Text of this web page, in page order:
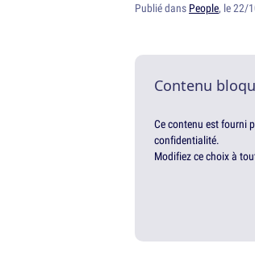
Publié dans People, le 22/
Contenu
Ce contenu est fourni
confidentialité.
Modifiez ce choix à